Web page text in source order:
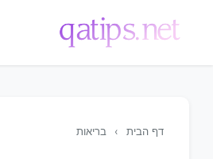
דף הבית › בריאות